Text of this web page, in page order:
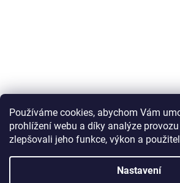
Používáme cookies, abychom Vám
prohlížení webu a díky analýze
zlepšovali jeho funkce, výkon a
Nastavení
Sledovat na Instagramu